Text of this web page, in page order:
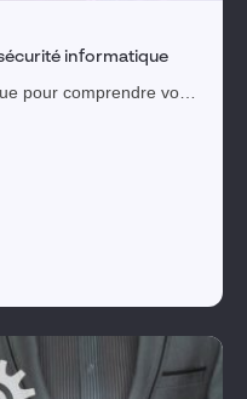
informatique
pour comprendre vos